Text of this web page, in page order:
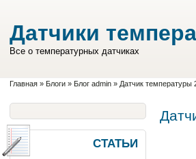
Датчики
Все о температурных датчиках
Вы здесь
Главная» Блоги» Блог admin» Датчик температуры
СТАТЬИ